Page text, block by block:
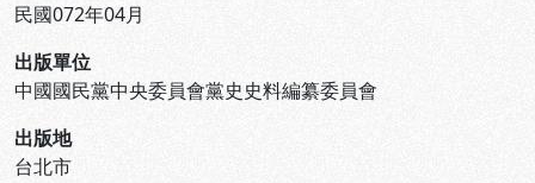
民國072年04月
出版單位
中國國民黨中央委員會黨史史料編纂委員會
出版地
台北市